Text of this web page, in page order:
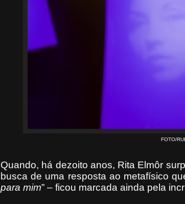
FOTO/
Quando, há dezoito anos, Rita Elmôr
busca de uma resposta ao metafísico
para mim” – ficou marcada ainda pela